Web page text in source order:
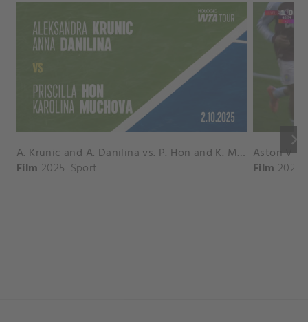
keyboard_arrow_right
A. Krunic and A. Danilina vs. P. Hon and K. Muchova Match Highlights - BEIJING_Capital Group Diamond ( October 02, 2025)
Film 2025 Sport Film 2026